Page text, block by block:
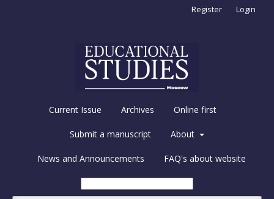
Current Issue Archives Online first
Submit a manuscript About
News and Announcements FAQ's about website
Register Login